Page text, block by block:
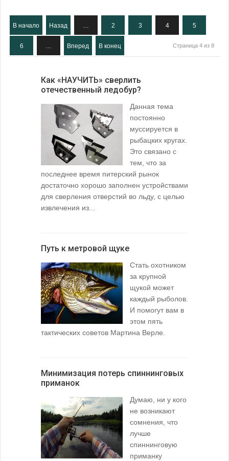
В начало Назад 2 3 4 5
6 Вперед В конец Страница 4 из 8
Как «НАУЧИТЬ» сверлить
отечественный ледобур?
Данная тема
постоянно
муссируется в
рыбацких кругах.
Это связано с
тем, что за
последнее время питерский рынок
достаточно хорошо заполнен устройствами
для сверления отверстий во льду, с целью
извлечения из...
Путь к метровой щуке
Стать охотником
за крупной
щукой может
каждый рыболов.
И помогут вам в
этом пять
тактических советов Мартина Верле.
Минимизация потерь спиннинговых
приманок
Думаю, ни у кого
не возникают
сомнения, что
лучше
спиннинговую
приманку